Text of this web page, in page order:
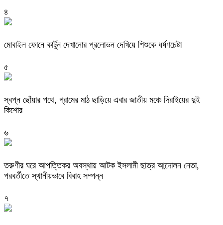
৪
মোবাইল ফোনে কার্টুন দেখানোর প্রলোভন দেখিয়ে শিশুকে ধর্ষণচেষ্টা
৫
স্বপ্ন ছোঁয়ার পথে, গ্রামের মাঠ ছাড়িয়ে এবার জাতীয় মঞ্চে দিরাইয়ের দুই
কিশোর
৬
তরুণীর ঘরে আপত্তিকর অবস্থায় আটক ইসলামী ছাত্র আন্দোলন নেতা,
পরবর্তীতে স্থানীয়ভাবে বিবাহ সম্পন্ন
৭